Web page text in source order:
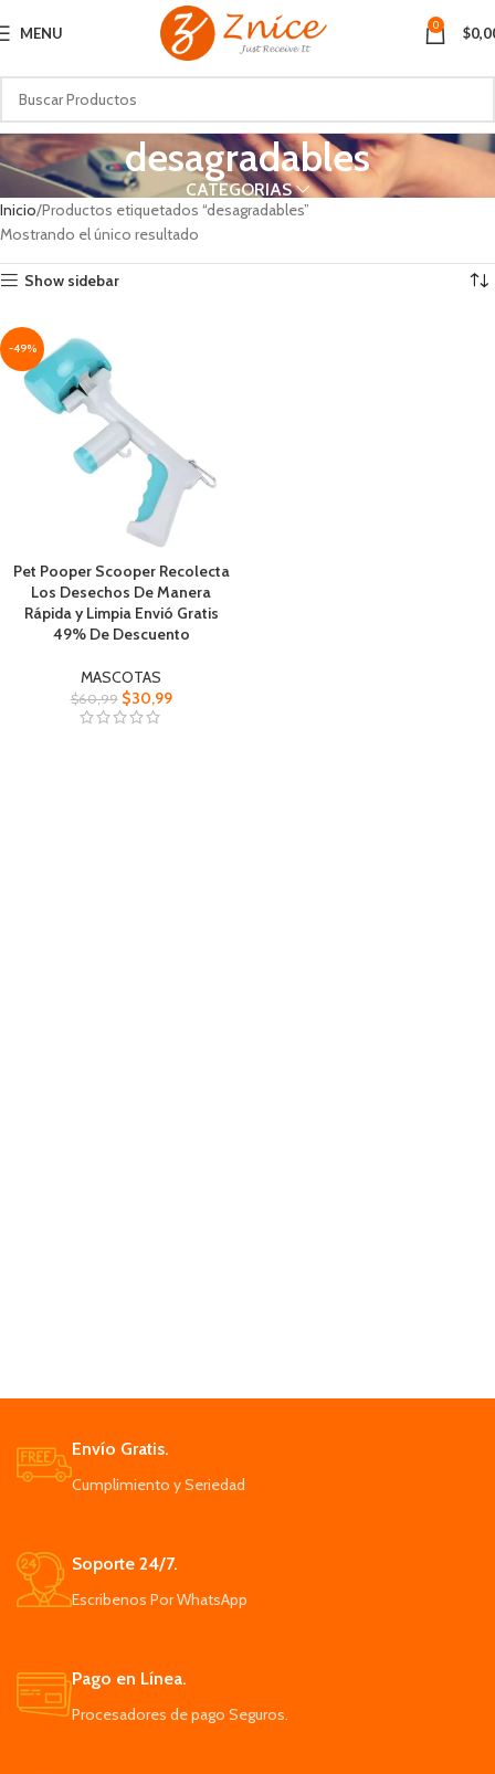
MENU 0 $
desagradables
CATEGORIAS
Inicio Productos etiquetados “desagradables”
Mostrando el único resultado
Show sidebar
-49%
Pet Pooper Scooper Recolecta
Los Desechos De Manera
Rápida y Limpia Envió Gratis
49% De Descuento
MASCOTAS
$60,99 $30,99
Envío Gratis.
Cumplimiento y Seriedad
Soporte 24/7.
Escribenos Por WhatsApp
Pago en Línea.
Procesadores de pago Seguros.